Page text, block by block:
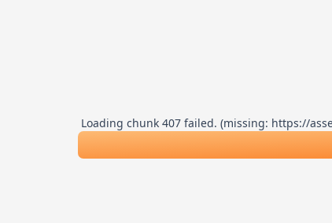
Loading chunk 407 failed. (missing: https://